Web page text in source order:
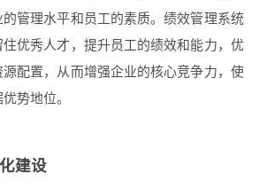
管理水平和员工的素质。绩效管理系统
优秀人才，提升员工的绩效和能力，优
配置，从而增强企业的核心竞争力，使
势地位。
建设